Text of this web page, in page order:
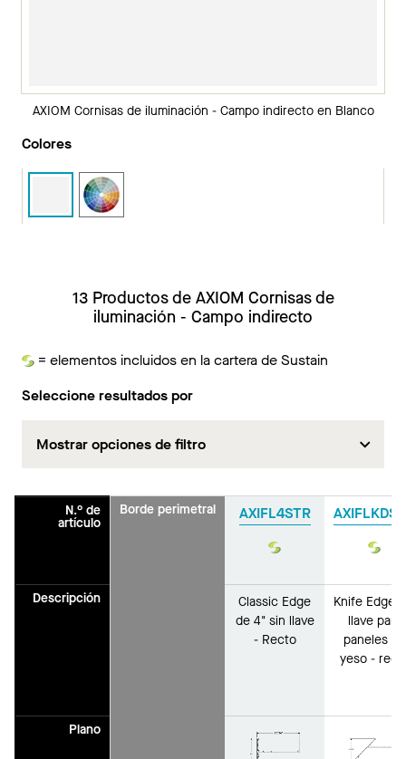
AXIOM Cornisas de iluminación - Campo indirecto en Blanco
Colores
13 Productos de AXIOM Cornisas de
iluminación - Campo indirecto
Sustain
= elementos incluidos en la cartera de Sustain
Seleccione resultados por
Mostrar opciones de filtro
N.° de
artículo
Descripción
Plano
Borde perimetral AXIFL4STR
Sustain
Classic Edge
de 4" sin llave
- Recto
Knife Edge
llave para
paneles de
yeso -